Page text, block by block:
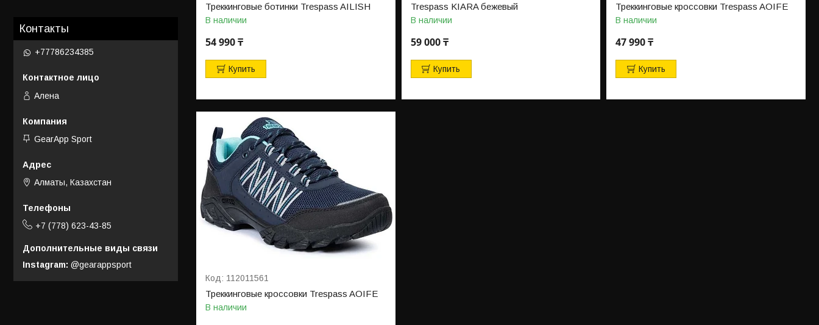
Треккинговые ботинки Trespass AILISH
В наличии
54 990 ₸
Купить
Trespass KIARA бежевый
В наличии
59 000 ₸
Купить
Треккинговые кроссовки Trespass AOIFE
В наличии
47 990 ₸
Купить
112011561
Треккинговые кроссовки Trespass AOIFE
В наличии
Контакты
+77786234385
Алена
GearApp Sport
Алматы, Казахстан
+7 (778) 623-43-85
Instagram @gearappsport